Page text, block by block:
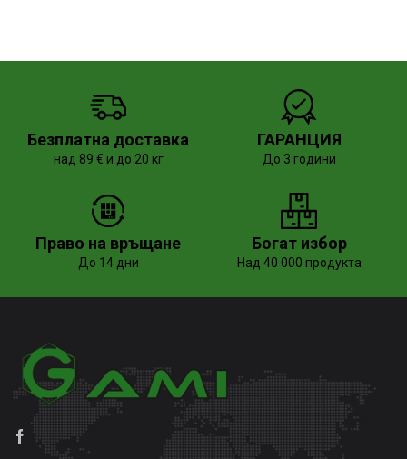
Безплатна доставка
над 89 € и до 20 кг
ГАРАНЦИЯ
До 3 години
Право на връщане
До 14 дни
Богат избор
Над 40 000 продукта